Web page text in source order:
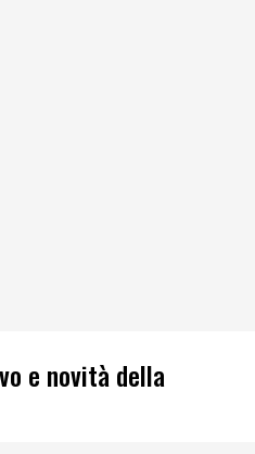
e novità della